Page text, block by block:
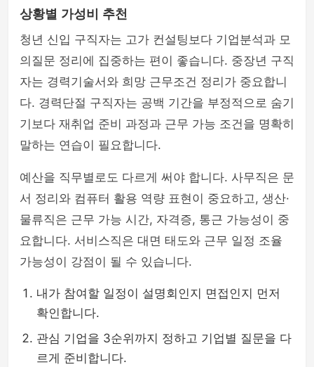
상황별 가성비 추천
청년 신입 구직자는 고가 컨설팅보다 기업분석과 모
의질문 정리에 집중하는 편이 좋습니다. 중장년 구직
자는 경력기술서와 희망 근무조건 정리가 중요합니
다. 경력단절 구직자는 공백 기간을 부정적으로 숨기
기보다 재취업 준비 과정과 근무 가능 조건을 명확히
말하는 연습이 필요합니다.
예산을 직무별로도 다르게 써야 합니다. 사무직은 문
서 정리와 컴퓨터 활용 역량 표현이 중요하고, 생산·
물류직은 근무 가능 시간, 자격증, 통근 가능성이 중
요합니다. 서비스직은 대면 태도와 근무 일정 조율
가능성이 강점이 될 수 있습니다.
내가 참여할 일정이 설명회인지 면접인지 먼저
확인합니다.
관심 기업을 3순위까지 정하고 기업별 질문을 다
르게 준비합니다.